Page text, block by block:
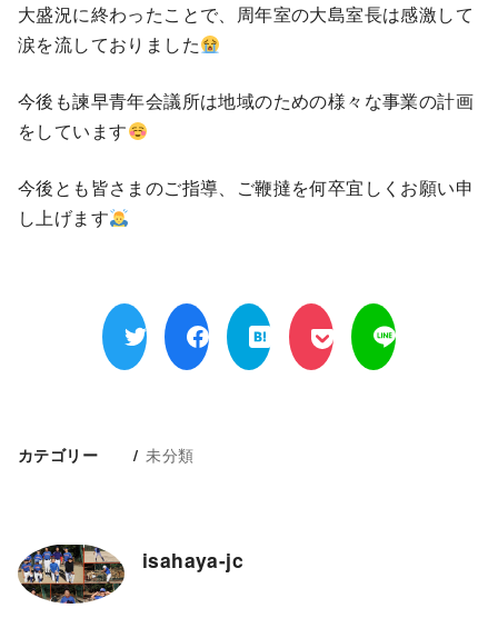
大盛況に終わったことで、周年室の大島室長は感激して
涙を流しておりました
今後も諫早青年会議所は地域のための様々な事業の計画
をしています
今後とも皆さまのご指導、ご鞭撻を何卒宜しくお願い申
し上げます
カテゴリー 未分類
isahaya-jc